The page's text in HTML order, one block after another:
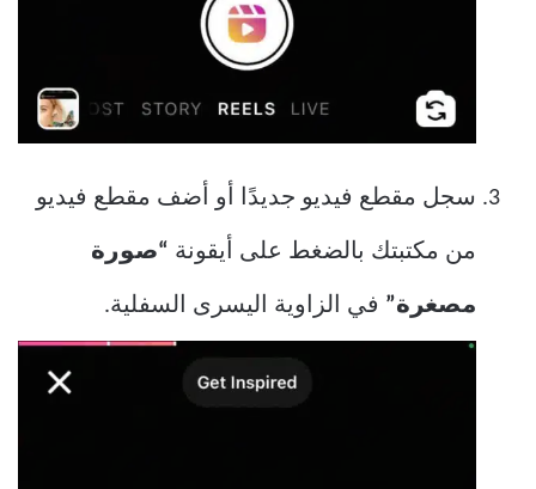
سجل مقطع فيديو جديدًا أو أضف مقطع فيديو
من مكتبتك بالضغط على أيقونة “صورة
مصغرة” في الزاوية اليسرى السفلية.